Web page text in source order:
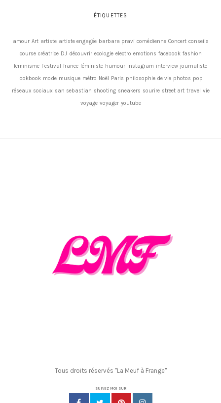
ÉTIQUETTES
amour Art artiste artiste engagée barbara pravi comédienne Concert conseils
course créatrice DJ découvrir ecologie electro emotions facebook fashion
feminisme Festival france féministe humour instagram interview journaliste
lookbook mode musique métro Noël Paris philosophie de vie photos pop
réseaux sociaux san sebastian shooting sneakers sourire street art travel vie
voyage voyager youtube
Tous droits réservés "La Meuf à Frange"
SUIVEZ MOI SUR